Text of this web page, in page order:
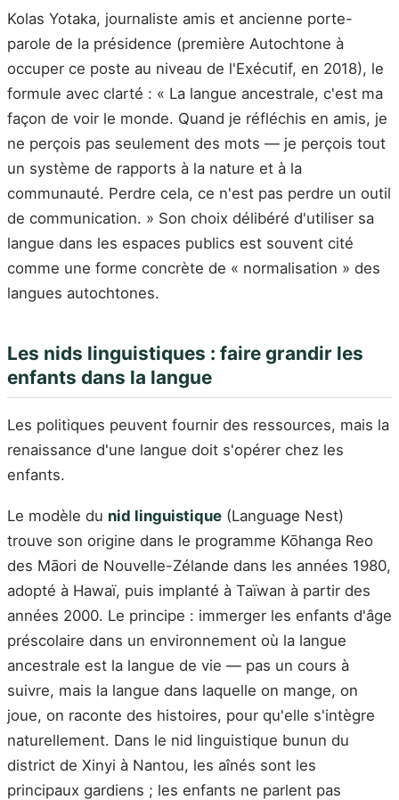
Kolas Yotaka, journaliste amis et ancienne porte-
parole de la présidence (première Autochtone à
occuper ce poste au niveau de l'Exécutif, en 2018), le
formule avec clarté : « La langue ancestrale, c'est ma
façon de voir le monde. Quand je réfléchis en amis, je
ne perçois pas seulement des mots — je perçois tout
un système de rapports à la nature et à la
communauté. Perdre cela, ce n'est pas perdre un outil
de communication. » Son choix délibéré d'utiliser sa
langue dans les espaces publics est souvent cité
comme une forme concrète de « normalisation » des
langues autochtones.
Les nids linguistiques : faire grandir les
enfants dans la langue
Les politiques peuvent fournir des ressources, mais la
renaissance d'une langue doit s'opérer chez les
enfants.
Le modèle du nid linguistique (Language Nest)
trouve son origine dans le programme Kōhanga Reo
des Māori de Nouvelle-Zélande dans les années 1980,
adopté à Hawaï, puis implanté à Taïwan à partir des
années 2000. Le principe : immerger les enfants d'âge
préscolaire dans un environnement où la langue
ancestrale est la langue de vie — pas un cours à
suivre, mais la langue dans laquelle on mange, on
joue, on raconte des histoires, pour qu'elle s'intègre
naturellement. Dans le nid linguistique bunun du
district de Xinyi à Nantou, les aînés sont les
principaux gardiens ; les enfants ne parlent pas